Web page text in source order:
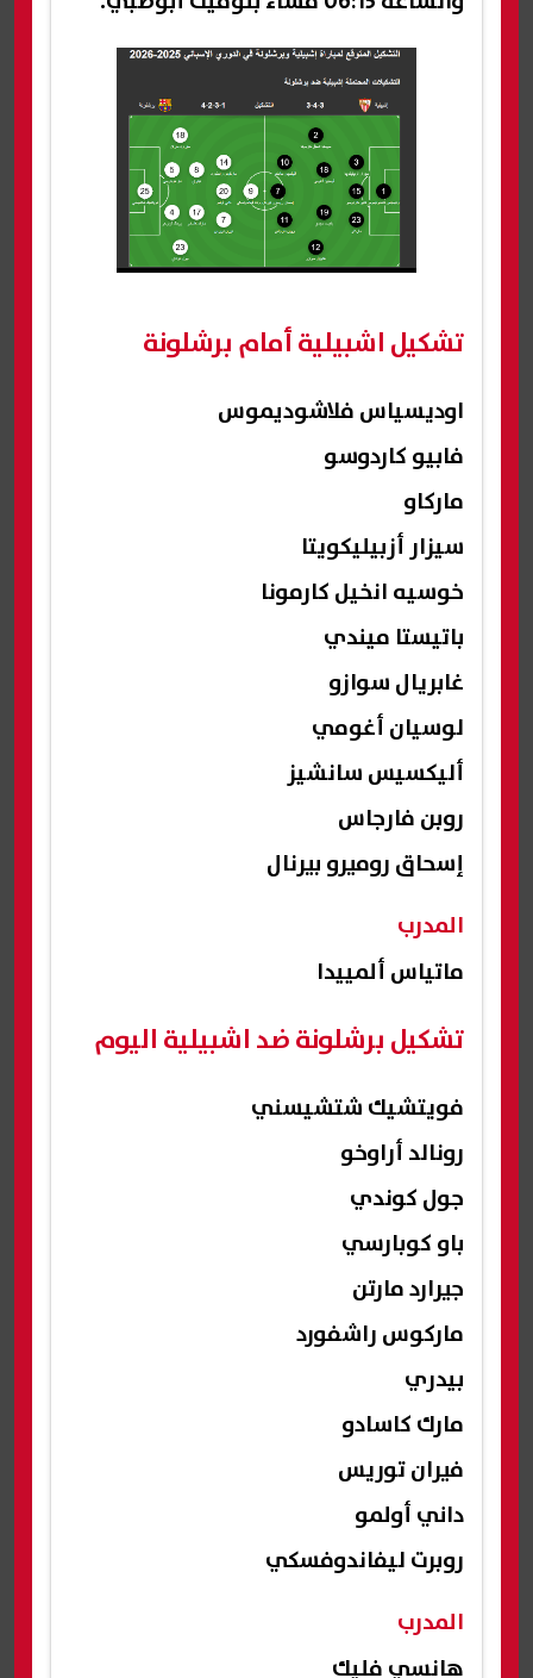
تشكيل اشبيلية أمام برشلونة
اوديسياس فلاشوديموس
فابيو كاردوسو
ماركاو
سيزار أزبيليكويتا
خوسيه انخيل كارمونا
باتيستا ميندي
غابريال سوازو
لوسيان أغومي
أليكسيس سانشيز
روبن فارجاس
إسحاق روميرو بيرنال
المدرب
ماتياس ألمييدا
تشكيل برشلونة ضد اشبيلية اليوم
فويتشيك شتشيسني
رونالد أراوخو
جول كوندي
باو كوبارسي
جيرارد مارتن
ماركوس راشفورد
بيدري
مارك كاسادو
فيران توريس
داني أولمو
روبرت ليفاندوفسكي
المدرب
هانسي فليك